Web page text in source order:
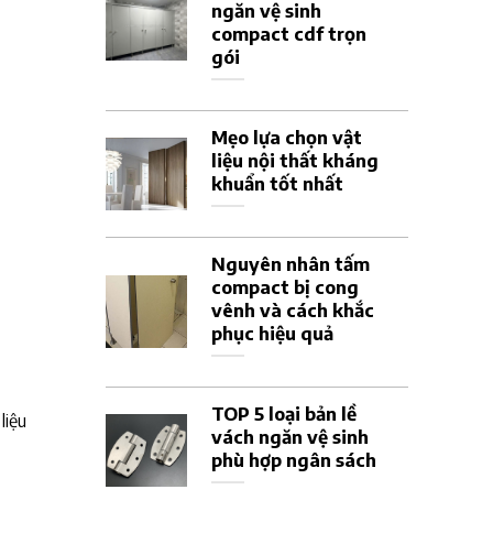
ngăn vệ sinh
compact cdf trọn
gói
Mẹo lựa chọn vật
liệu nội thất kháng
khuẩn tốt nhất
Nguyên nhân tấm
compact bị cong
vênh và cách khắc
phục hiệu quả
TOP 5 loại bản lề
vách ngăn vệ sinh
phù hợp ngân sách